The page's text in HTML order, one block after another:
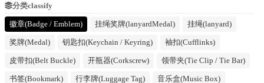
分类classify
徽章(Badge / Emblem) 挂绳奖牌(lanyardMedal) 挂绳(lanyard)
奖牌(Medal) 钥匙扣(Keychain / Keyring) 袖扣(Cufflinks)
皮带扣(Belt Buckle) 开瓶器(Corkscrew) 领带夹(Tie Clip / Tie Bar)
书签(Bookmark) 行李牌(Luggage Tag) 音乐盒(Music Box)